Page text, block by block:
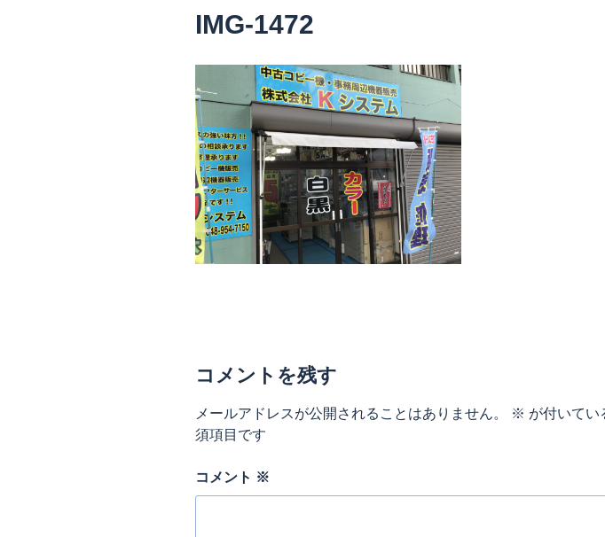
IMG-1472
コメントを残す
メールアドレスが公開されることはありません。 ※ が付いてい
須項目です
コメント ※